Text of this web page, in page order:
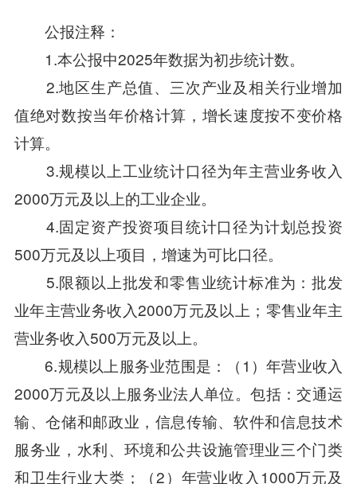
公报注释：
1.本公报中2025年数据为初步统计数。
2.地区生产总值、三次产业及相关行业增加
值绝对数按当年价格计算，增长速度按不变价格
计算。
3.规模以上工业统计口径为年主营业务收入
2000万元及以上的工业企业。
4.固定资产投资项目统计口径为计划总投资
500万元及以上项目，增速为可比口径。
5.限额以上批发和零售业统计标准为：批发
业年主营业务收入2000万元及以上；零售业年主
营业务收入500万元及以上。
6.规模以上服务业范围是：（1）年营业收入
2000万元及以上服务业法人单位。包括：交通运
输、仓储和邮政业，信息传输、软件和信息技术
服务业，水利、环境和公共设施管理业三个门类
和卫生行业大类；（2）年营业收入1000万元及